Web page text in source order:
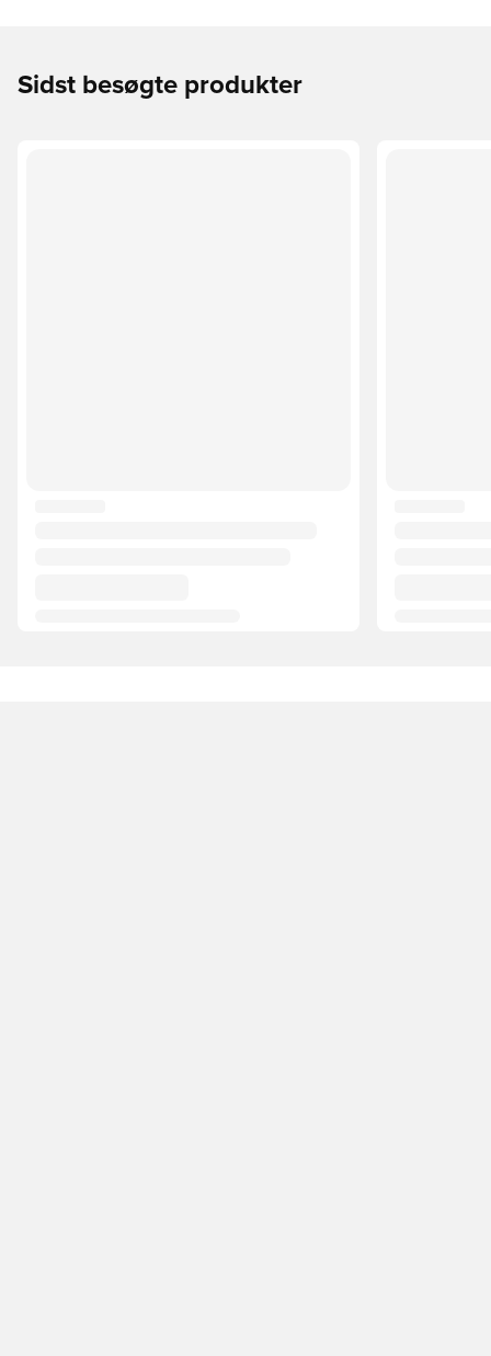
Sidst besøgte produkter